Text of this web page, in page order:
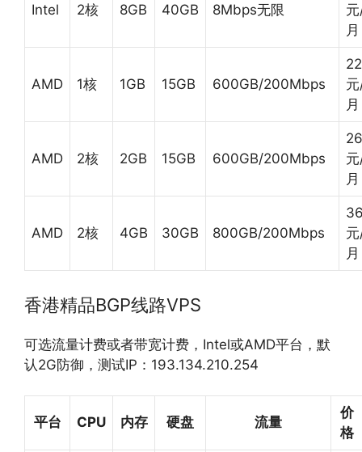
Intel 2核 8GB 40GB 8Mbps无限
月
AMD 1核 1GB 15GB 600GB/200Mbps
22
月
AMD 2核 2GB 15GB 600GB/200Mbps
26
月
AMD 2核 4GB 30GB 800GB/200Mbps
月
香港精品BGP线路VPS
可选流量计费或者带宽计费，Intel或AMD平台，默
认2G防御，测试IP：193.134.210.254
平台 CPU 内存 硬盘 流量
价
格